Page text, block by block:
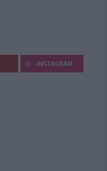
INSTAGRAM